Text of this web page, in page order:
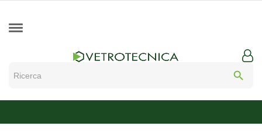
search